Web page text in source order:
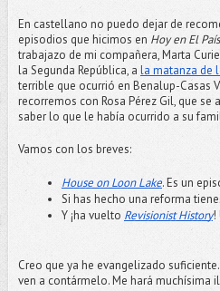
En castellano no puedo dejar de
episodios que hicimos en Hoy en El País
trabajazo de mi compañera, Marta
la Segunda República, a la matanza de
terrible que ocurrió en Benalup-Casas
recorremos con Rosa Pérez Gil, que
saber lo que le había ocurrido a su
Vamos con los breves:
House on Loon Lake. Es un
Si has hecho una reforma
Y ¡ha vuelto Revisionist History!
Creo que ya he evangelizado
ven a contármelo. Me hará muchísima